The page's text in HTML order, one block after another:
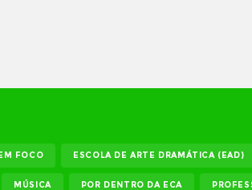
EM FOCO ESCOLA DE ARTE DRAMÁTICA (EAD)
MÚSICA POR DENTRO DA ECA